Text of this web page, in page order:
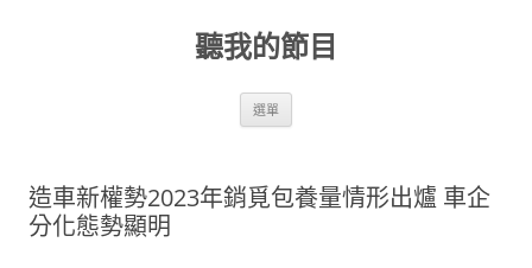
聽我的節目
選單
造車新權勢2023年銷覓包養量情形出爐 車企
分化態勢顯明